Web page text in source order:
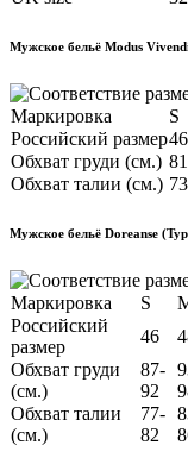
Мужское бельё Modus
Маркировка S
Российский размер46
Обхват груди (см.)
Обхват талии (см.)
Мужское бельё Doreanse
Маркировка S
Российский
размер
46
Обхват груди
(см.)
87-
92
Обхват талии
(см.)
77-
82